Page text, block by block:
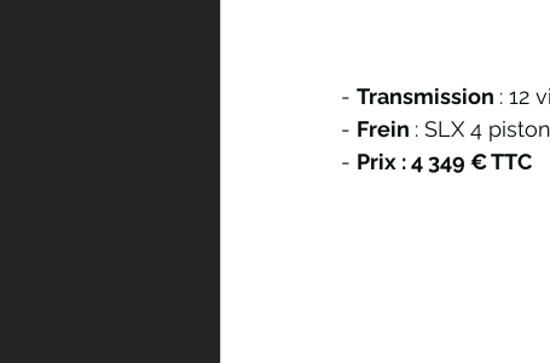
- Transmission : 12
- Frein : SLX 4
- Prix : 4 349 € TTC